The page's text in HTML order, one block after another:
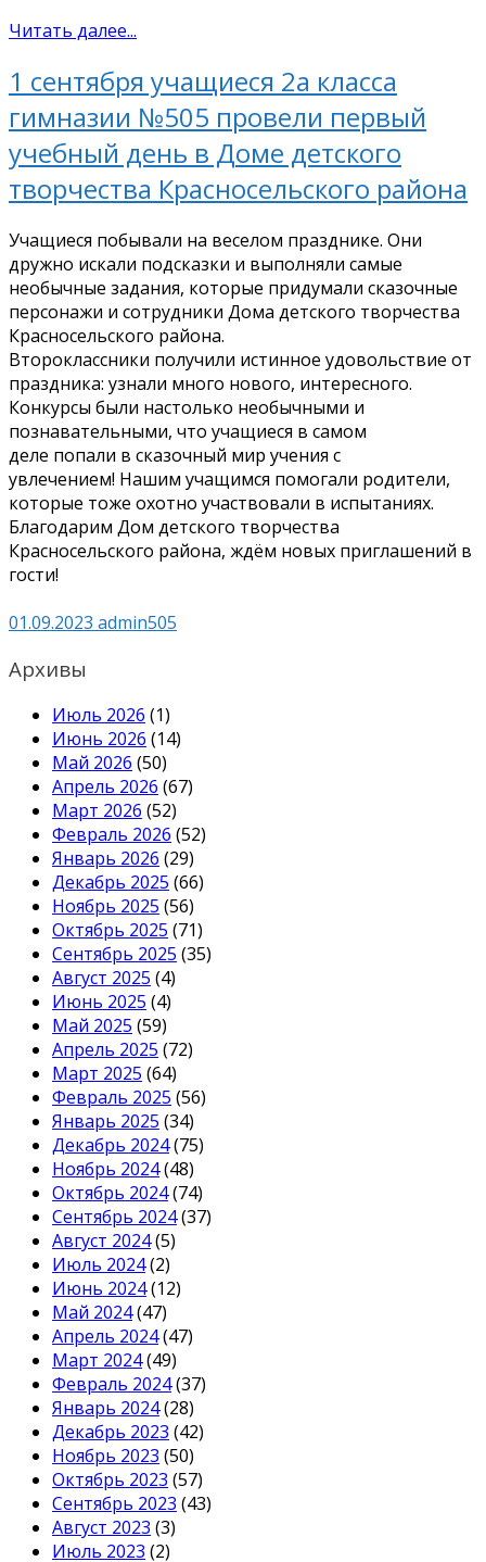
Читать далее...
1 сентября учащиеся 2а класса
гимназии №505 провели первый
учебный день в Доме детского
творчества Красносельского района
Учащиеся побывали на веселом празднике. Они
дружно искали подсказки и выполняли самые
необычные задания, которые придумали сказочные
персонажи и сотрудники Дома детского творчества
Красносельского района.
Второклассники получили истинное удовольствие от
праздника: узнали много нового, интересного.
Конкурсы были настолько необычными и
познавательными, что учащиеся в самом
деле попали в сказочный мир учения с
увлечением! Нашим учащимся помогали родители,
которые тоже охотно участвовали в испытаниях.
Благодарим Дом детского творчества
Красносельского района, ждём новых приглашений в
гости!
01.09.2023 admin505
Архивы
Июль 2026 (1)
Июнь 2026 (14)
Май 2026 (50)
Апрель 2026 (67)
Март 2026 (52)
Февраль 2026 (52)
Январь 2026 (29)
Декабрь 2025 (66)
Ноябрь 2025 (56)
Октябрь 2025 (71)
Сентябрь 2025 (35)
Август 2025 (4)
Июнь 2025 (4)
Май 2025 (59)
Апрель 2025 (72)
Март 2025 (64)
Февраль 2025 (56)
Январь 2025 (34)
Декабрь 2024(75)
Ноябрь 2024(48)
Октябрь 2024(74)
Сентябрь 2024(37)
Август 2024(5)
Июль 2024(2)
Июнь 2024(12)
Май 2024(47)
Апрель 2024(47)
Март 2024(49)
Февраль 2024(37)
Январь 2024(28)
Декабрь 2023 (42)
Ноябрь 2023 (50)
Октябрь 2023 (57)
Сентябрь 2023 (43)
Август 2023 (3)
Июль 2023 (2)